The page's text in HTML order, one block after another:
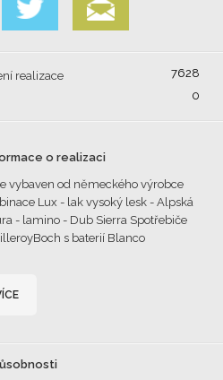
realizace
7628
0
o realizaci
vybaven od německého výrobce
Lux - lak vysoký lesk - Alpská
- lamino - Dub Sierra Spotřebiče
s baterií Blanco